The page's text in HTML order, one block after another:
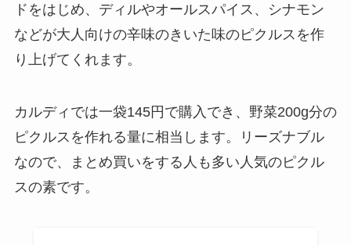
ドをはじめ、ディルやオールスパイス、シナモン
などが大人向けの辛味のきいた味のピクルスを作
り上げてくれます。
カルディでは一袋145円で購入でき、野菜200g分の
ピクルスを作れる量に相当します。リーズナブル
なので、まとめ買いをする人も多い人気のピクル
スの素です。